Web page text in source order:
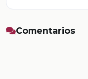
Comentarios